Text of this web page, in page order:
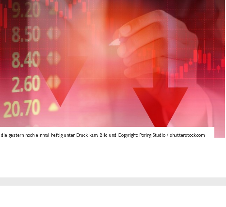
gestern noch einmal heftig unter Druck kam. Bild und Copyright: Poring Studio / shutterstock.com.